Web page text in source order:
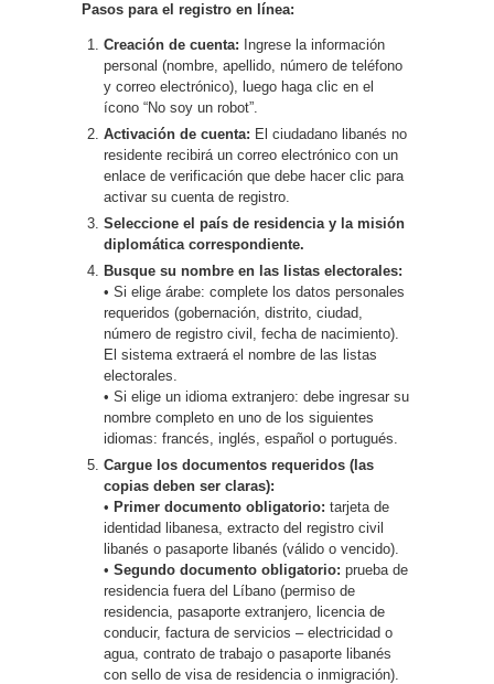
Pasos para el registro en línea:
Creación de cuenta: Ingrese la información
personal (nombre, apellido, número de teléfono
y correo electrónico), luego haga clic en el
ícono “No soy un robot”.
Activación de cuenta: El ciudadano libanés no
residente recibirá un correo electrónico con un
enlace de verificación que debe hacer clic para
activar su cuenta de registro.
Seleccione el país de residencia y la misión
diplomática correspondiente.
Busque su nombre en las listas electorales:
• Si elige árabe: complete los datos personales
requeridos (gobernación, distrito, ciudad,
número de registro civil, fecha de nacimiento).
El sistema extraerá el nombre de las listas
electorales.
• Si elige un idioma extranjero: debe ingresar su
nombre completo en uno de los siguientes
idiomas: francés, inglés, español o portugués.
Cargue los documentos requeridos (las
copias deben ser claras):
• Primer documento obligatorio: tarjeta de
identidad libanesa, extracto del registro civil
libanés o pasaporte libanés (válido o vencido).
• Segundo documento obligatorio: prueba de
residencia fuera del Líbano (permiso de
residencia, pasaporte extranjero, licencia de
conducir, factura de servicios – electricidad o
agua, contrato de trabajo o pasaporte libanés
con sello de visa de residencia o inmigración).